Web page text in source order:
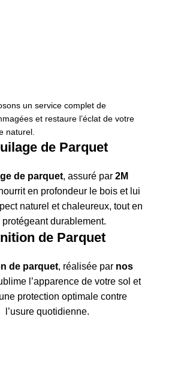
un service complet de
et restaure l’éclat de votre
naturel.
de Parquet
de parquet, assuré par 2M
en profondeur le bois et lui
naturel et chaleureux, tout en
protégeant durablement.
de Parquet
de parquet, réalisée par nos
l’apparence de votre sol et
protection optimale contre
l’usure quotidienne.